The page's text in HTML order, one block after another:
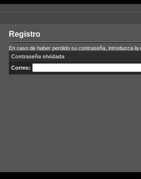
Registro
En caso de haber perdido su contraseña, introduzca
Contraseña olvidada
Correo: